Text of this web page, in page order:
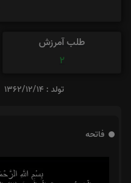
طلب آمرزش
2
تولد : 1362/12/14
فاتحه